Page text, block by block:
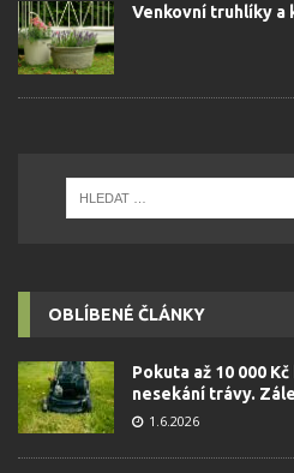
Venkovní truhlíky a
OBLÍBENÉ ČLÁNKY
Pokuta až 10 000
nesekání trávy.
1.6.2026